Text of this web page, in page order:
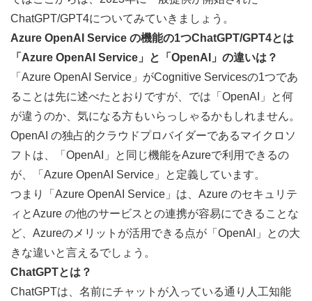
ChatGPT/GPT4についてみていきましょう。
Azure OpenAI Service の機能の1つChatGPT/GPT4とは
「Azure OpenAI Service」と「OpenAI」の違いは？
「Azure OpenAI Service」がCognitive Servicesの1つであ
ることは先に述べたとおりですが、では「OpenAI」と何
が違うのか、気になる方もいらっしゃるかもしれません。
OpenAI の独占的クラウドプロバイダーであるマイクロソ
フトは、「OpenAI」と同じ機能をAzureで利用できるの
が、「Azure OpenAI Service」と定義しています。
つまり「Azure OpenAI Service」は、Azure のセキュリテ
ィとAzure の他のサービスとの連携が容易にできることな
ど、Azureのメリットが活用できる点が「OpenAI」との大
きな違いと言えるでしょう。
ChatGPTとは？
ChatGPTは、名前にチャットが入っている通り人工知能